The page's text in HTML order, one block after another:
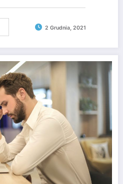
2 Grudnia, 2021